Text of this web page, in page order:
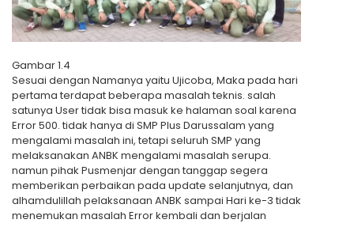
Gambar 1.4
Sesuai dengan Namanya yaitu Ujicoba, Maka pada hari
pertama terdapat beberapa masalah teknis. salah
satunya User tidak bisa masuk ke halaman soal karena
Error 500. tidak hanya di SMP Plus Darussalam yang
mengalami masalah ini, tetapi seluruh SMP yang
melaksanakan ANBK mengalami masalah serupa.
namun pihak Pusmenjar dengan tanggap segera
memberikan perbaikan pada update selanjutnya, dan
alhamdulillah pelaksanaan ANBK sampai Hari ke-3 tidak
menemukan masalah Error kembali dan berjalan